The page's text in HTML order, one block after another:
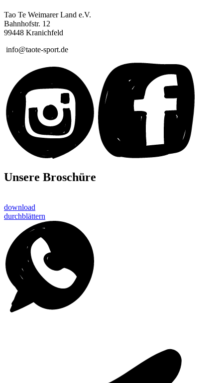
Tao Te Weimarer Land e.V.
Bahnhofstr. 12
99448 Kranichfeld
info@taote-sport.de
Unsere Broschüre
download
durchblättern